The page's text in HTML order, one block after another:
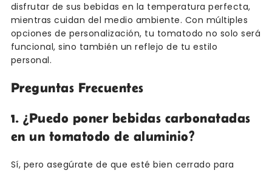
disfrutar de sus bebidas en la temperatura perfecta,
mientras cuidan del medio ambiente. Con múltiples
opciones de personalización, tu tomatodo no solo será
funcional, sino también un reflejo de tu estilo
personal.
Preguntas Frecuentes
1. ¿Puedo poner bebidas carbonatadas
en un tomatodo de aluminio?
Sí, pero asegúrate de que esté bien cerrado para